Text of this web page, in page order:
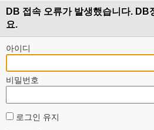
DB 접속 오류가 발생했습니다. DB
요.
아이디
비밀번호
로그인 유지